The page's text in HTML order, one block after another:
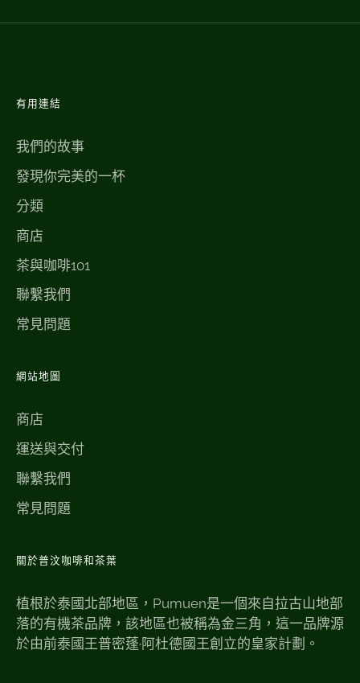
有用連結
我們的故事
發現你完美的一杯
分類
商店
茶與咖啡101
聯繫我們
常見問題
網站地圖
商店
運送與交付
聯繫我們
常見問題
關於普汶咖啡和茶葉
植根於泰國北部地區，Pumuen是一個來自拉古山地部
落的有機茶品牌，該地區也被稱為金三角，這一品牌源
於由前泰國王普密蓬·阿杜德國王創立的皇家計劃。